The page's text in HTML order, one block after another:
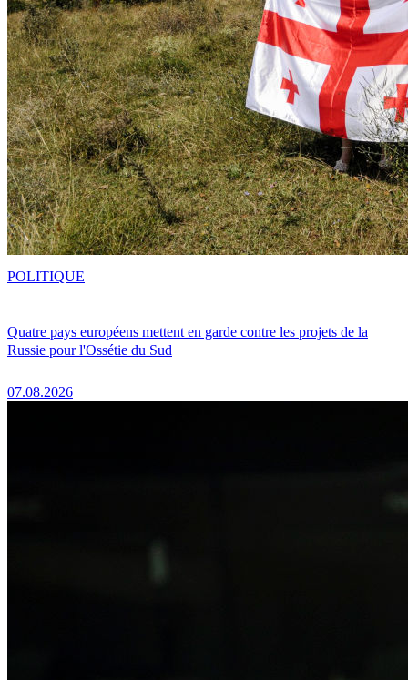
Quatre pays européens mettent en garde contre les projets de la
Russie pour l'Ossétie du Sud
07.08.2026
POLITIQUE